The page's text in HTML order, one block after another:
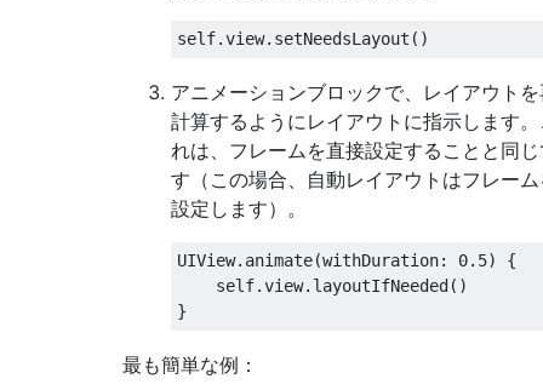
self.view. setNeedsLayout ()
アニメーションブロックで、レイアウト
計算するようにレイアウトに指示します
れは、フレームを直接設定することと同
す（この場合、自動レイアウトはフレー
設定します）。
UIView. animate(withDuration: 0.5)
{
    self
.view. layoutIfNeeded()
}
最も簡単な例：